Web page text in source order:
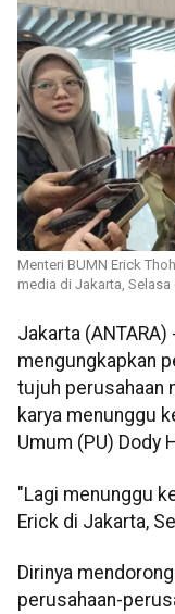
Menteri BUMN Erick
media di Jakarta,
Jakarta
mengungkapkan
tujuh perusahaan
karya menunggu
Umum (PU) Dody
"Lagi menunggu
Erick di Jakarta,
Dirinya
perusahaan-